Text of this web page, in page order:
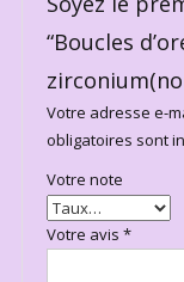
“Boucles
Votre adresse e-
obligatoires sont
Votre note
Votre avis *